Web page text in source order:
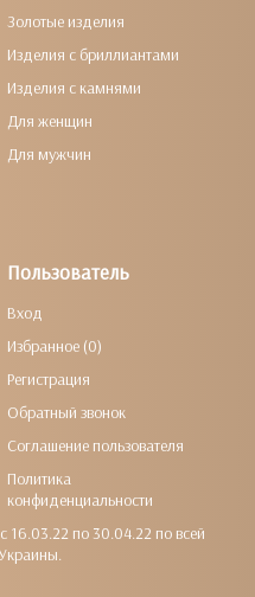
Золотые изделия
Изделия с бриллиантами
Изделия с камнями
Для женщин
Для мужчин
Пользователь
Вход
Избранное (0)
Регистрация
Обратный звонок
Соглашение пользователя
Политика
конфиденциальности
16.03.22 по 30.04.22 по всей